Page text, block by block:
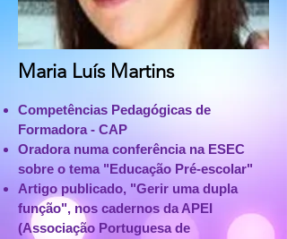
Maria Luís Martins
Competências Pedagógicas de
Formadora - CAP
Oradora numa conferência na ESEC
sobre o tema "Educação Pré-escolar"
Artigo publicado, "Gerir uma dupla
função", nos cadernos da APEI
(Associação Portuguesa de